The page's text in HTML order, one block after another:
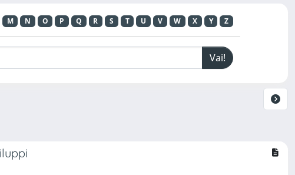
M N O P Q R S T U V W X Y Z